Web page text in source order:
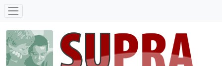
SUPRA - Sachunterricht praktisch und konkret